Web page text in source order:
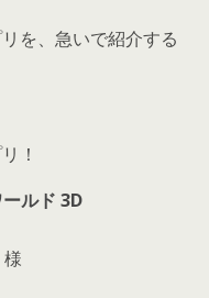
を、急いで紹介する
！
ルド 3D